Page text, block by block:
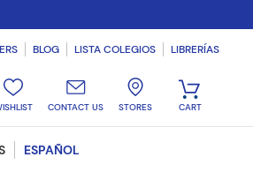
BLOG LISTA COLEGIOS LIBRERÍAS
CONTACT US STORES
ESPAÑOL